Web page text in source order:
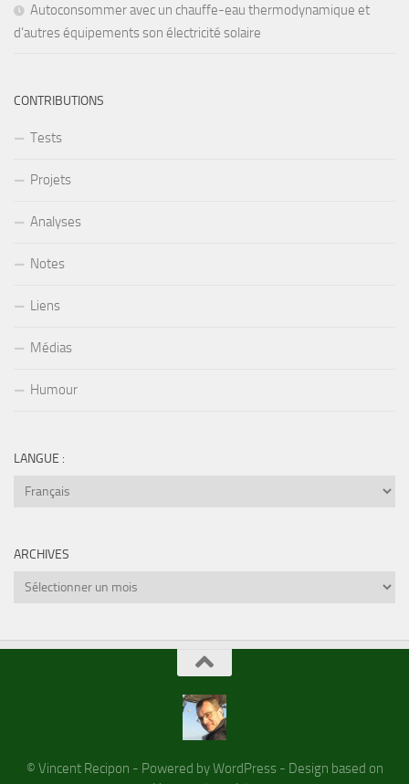
Autoconsommer avec un chauffe-eau thermodynamique et
d’autres équipements son électricité solaire
CONTRIBUTIONS
Tests
Projets
Analyses
Notes
Liens
Médias
Humour
LANGUE :
ARCHIVES
Archives
© Vincent Recipon - Powered by WordPress - Design based on